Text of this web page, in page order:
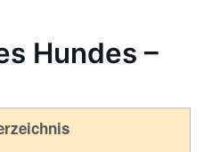
Hundes –